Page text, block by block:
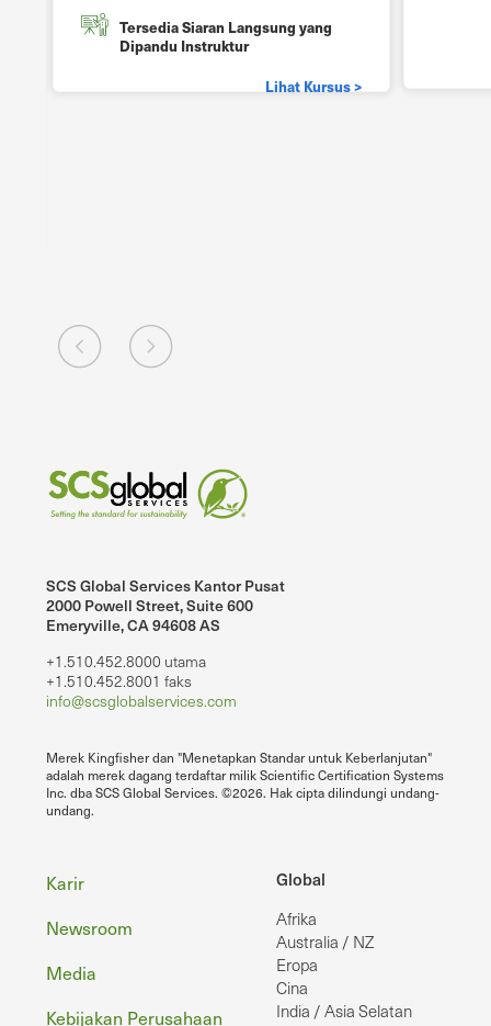
Tersedia Siaran Langsung yang
Dipandu Instruktur
Lihat Kursus >
SCS Global Services Kantor Pusat
2000 Powell Street, Suite 600
Emeryville, CA 94608 AS
+1.510.452.8000 utama
+1.510.452.8001 faks
info@scsglobalservices.com
Merek Kingfisher dan "Menetapkan Standar untuk Keberlanjutan"
adalah merek dagang terdaftar milik Scientific Certification Systems
Inc. dba SCS Global Services. ©2026. Hak cipta dilindungi undang-
undang.
Global
Afrika
Australia / NZ
Eropa
Cina
India / Asia Selatan
Footer
Karir
Newsroom
Media
Kebijakan Perusahaan